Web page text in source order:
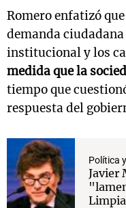
Romero enfatizó
demanda
institucional y los
medida que la
tiempo que
respuesta del
Política
Javier